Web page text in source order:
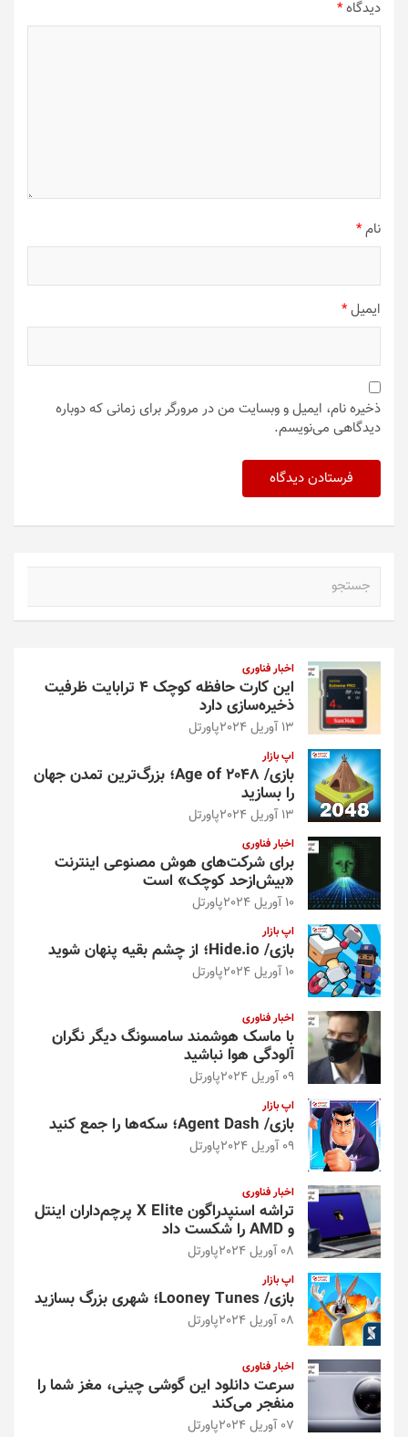
دیدگاه*
نام*
ایمیل*
ذخیره نام، ایمیل و وبسایت من در مرورگر برای زمانی که دوباره
دیدگاهی می‌نویسم.
اخبار فناوری
این کارت حافظه کوچک ۴ ترابایت ظرفیت
ذخیره‌سازی دارد
13 آوریل 2024 پاورتل
اپ بازار
بازی/ Age of 2048؛ بزرگ‌ترین تمدن جهان
را بسازید
13 آوریل 2024 پاورتل
اخبار فناوری
برای شرکت‌های هوش مصنوعی اینترنت
«بیش‌از‌حد کوچک» است
10 آوریل 2024 پاورتل
اپ بازار
بازی/ Hide.io؛ از چشم بقیه پنهان شوید
10 آوریل 2024 پاورتل
اخبار فناوری
با ماسک هوشمند سامسونگ دیگر نگران
آلودگی هوا نباشید
09 آوریل 2024 پاورتل
اپ بازار
بازی/ Agent Dash؛ سکه‌ها را جمع کنید
09 آوریل 2024 پاورتل
اخبار فناوری
تراشه اسنپدراگون X Elite پرچم‌داران اینتل
و AMD را شکست داد
08 آوریل 2024 پاورتل
اپ بازار
بازی/ Looney Tunes؛ شهری بزرگ بسازید
08 آوریل 2024 پاورتل
اخبار فناوری
سرعت دانلود این گوشی چینی، مغز شما را
منفجر می‌کند
07 آوریل 2024 پاورتل